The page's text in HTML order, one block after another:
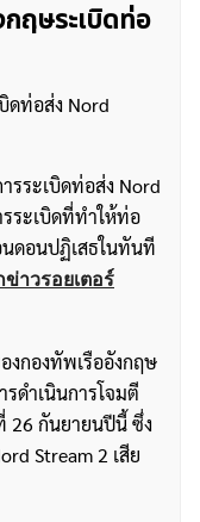
ฤษระเบิดท่อ
รระเบิดท่อส่ง Nord
ระเบิดที่ทำให้ท่อ
นดอนปฏิเสธในทันที
าวรอยเตอร์
กองทัพเรืออังกฤษ
รดำเนินการโจมตี
26 กันยายนปีนี้ ซึ่ง
Stream 2 เสีย